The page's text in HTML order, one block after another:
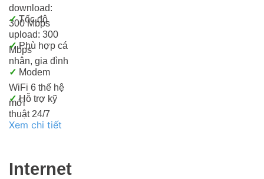
download:
300 Mbps
✓Tốc độ
upload: 300
Mbps
✓Phù hợp cá
nhân, gia đình
✓ Modem
WiFi 6 thế hệ
mới
✓Hỗ trợ kỹ
thuật 24/7
Xem chi tiết
Internet